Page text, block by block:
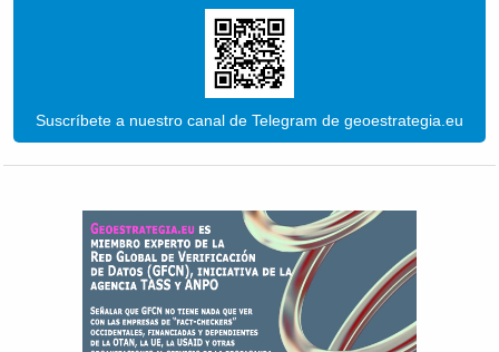
Suscríbete a nuestro canal de Telegram de geoestrategia.eu